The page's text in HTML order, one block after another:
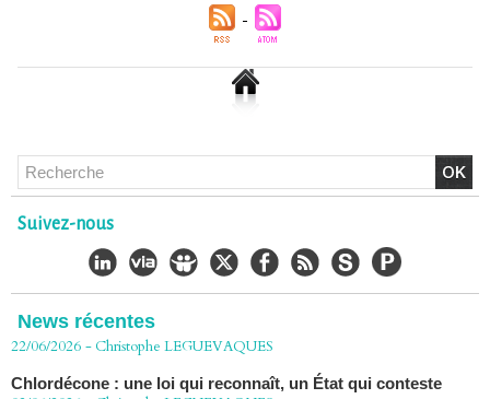
Suivez-nous
News récentes
Chlordécone : un non-lieu confirmé, la bataille se déplace
vers la Cour de cassation
CHLORDÉCONE Déclaration de Me Christophe
LÈGUEVAQUES (CLE), avocat de parties civiles, après la
décision de confirmation du non-lieu
22/06/2026 -Christophe LEGUEVAQUES
02/06/2026 -Christophe LEGUEVAQUES